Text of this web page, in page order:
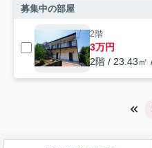
募集中の部屋
2階
3万円
2階 / 23.43㎡